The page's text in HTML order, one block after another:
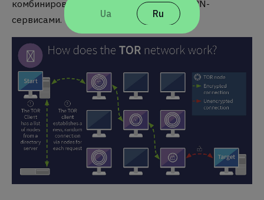
Ua Ru
комбинировать со специальными ОС и VPN-
сервисами.